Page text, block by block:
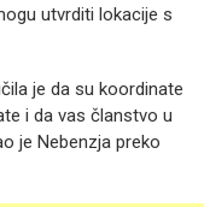
utvrditi lokacije s
je da su koordinate
i da vas članstvo u
je Nebenzja preko